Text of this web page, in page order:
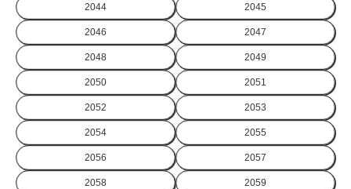
2044 2045
2046 2047
2048 2049
2050 2051
2052 2053
2054 2055
2056 2057
2058 2059